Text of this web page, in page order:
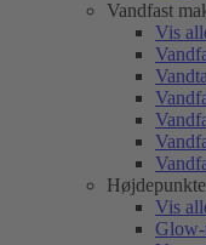
Vandfast
Vis
Vis
Glow-